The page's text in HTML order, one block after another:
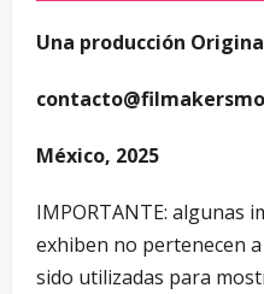
Una producción
México, 2025
IMPORTANTE: algunas
exhiben no pertenecen
sido utilizadas para